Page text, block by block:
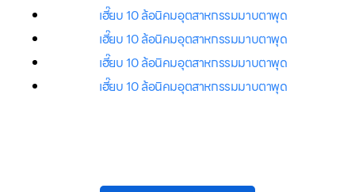
เฮี๊ยบ 10 ล้อนิคมอุตสาหกรรมมาบตาพุด
เฮี๊ยบ 10 ล้อนิคมอุตสาหกรรมมาบตาพุด
เฮี๊ยบ 10 ล้อนิคมอุตสาหกรรมมาบตาพุด
เฮี๊ยบ 10 ล้อนิคมอุตสาหกรรมมาบตาพุด